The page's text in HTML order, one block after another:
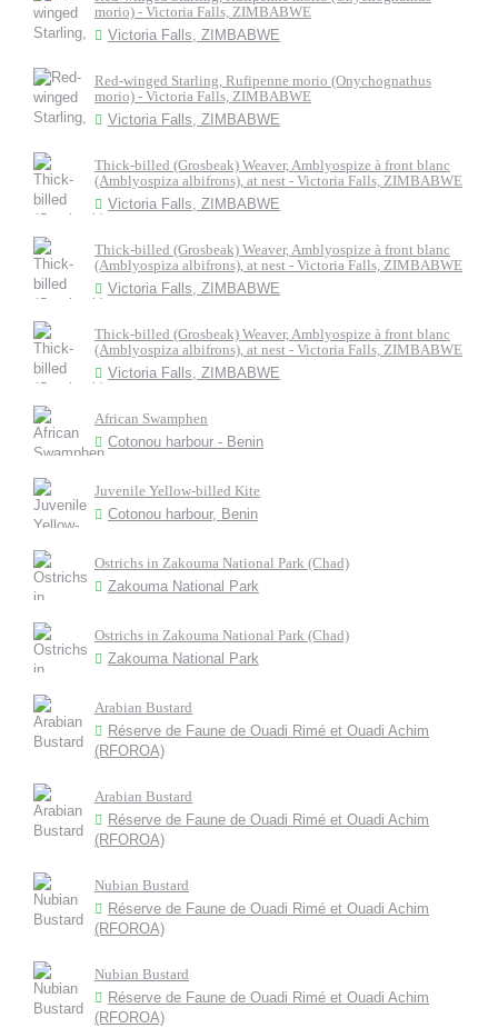
morio) - Victoria Falls, ZIMBABWE
Victoria Falls, ZIMBABWE
Red-winged Starling, Rufipenne morio (Onychognathus
morio) - Victoria Falls, ZIMBABWE
Victoria Falls, ZIMBABWE
Thick-billed (Grosbeak) Weaver, Amblyospize à front blanc
(Amblyospiza albifrons), at nest - Victoria Falls, ZIMBABWE
Victoria Falls, ZIMBABWE
Thick-billed (Grosbeak) Weaver, Amblyospize à front blanc
(Amblyospiza albifrons), at nest - Victoria Falls, ZIMBABWE
Victoria Falls, ZIMBABWE
Thick-billed (Grosbeak) Weaver, Amblyospize à front blanc
(Amblyospiza albifrons), at nest - Victoria Falls, ZIMBABWE
Victoria Falls, ZIMBABWE
African Swamphen
Cotonou harbour - Benin
Juvenile Yellow-billed Kite
Cotonou harbour, Benin
Ostrichs in Zakouma National Park (Chad)
Zakouma National Park
Ostrichs in Zakouma National Park (Chad)
Zakouma National Park
Arabian Bustard
Réserve de Faune de Ouadi Rimé et Ouadi Achim
(RFOROA)
Arabian Bustard
Réserve de Faune de Ouadi Rimé et Ouadi Achim
(RFOROA)
Nubian Bustard
Réserve de Faune de Ouadi Rimé et Ouadi Achim
(RFOROA)
Nubian Bustard
Réserve de Faune de Ouadi Rimé et Ouadi Achim
(RFOROA)